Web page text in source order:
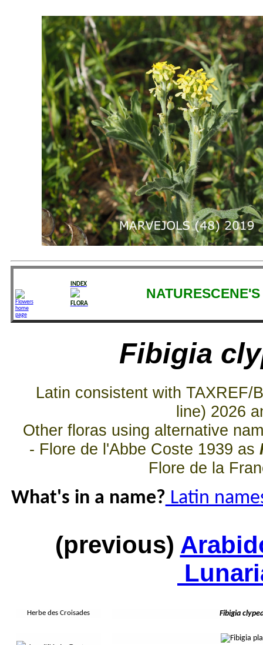
INDEX
FLORA
Fibigia
Latin consistent with TAXREF/
line) 2026
Other floras using alternative
- Flore de l'Abbe Coste 1939 as
Flore de la
What's in a name? Latin
(previous)
Herbe des Croisades Fibigia